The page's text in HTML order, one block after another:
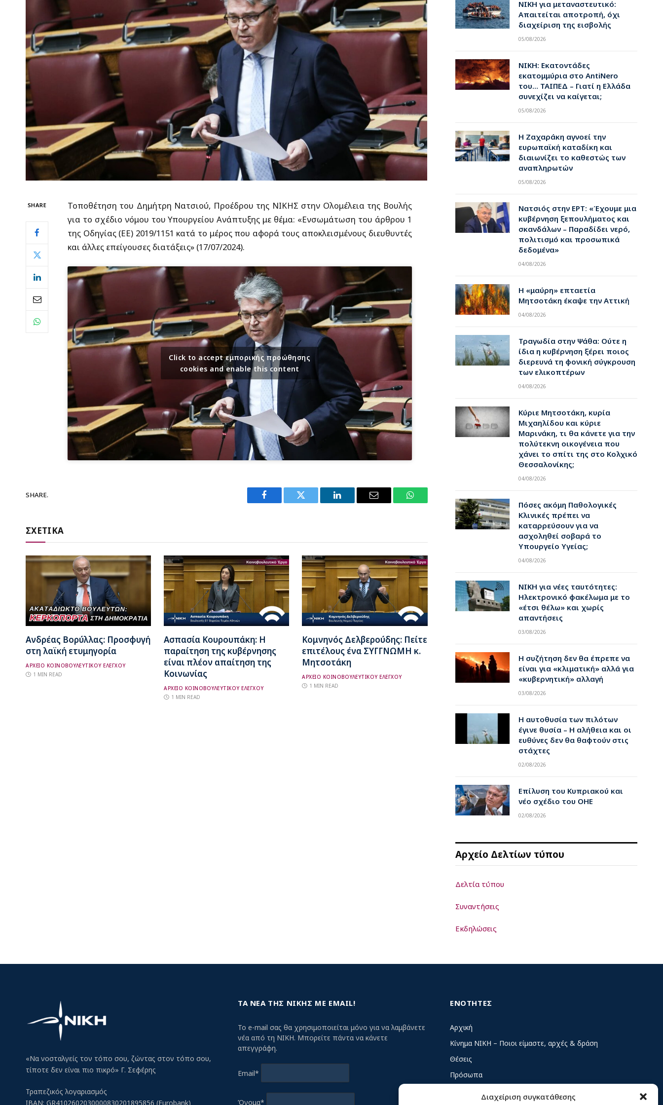
Διαχείριση συγκατάθεσης
SHARE
Τοποθέτηση του Δημήτρη Νατσιού, Προέδρου της ΝΙΚΗΣ στην Ολομέλεια της Βουλής
για το σχέδιο νόμου του Υπουργείου Ανάπτυξης με θέμα: «Ενσωμάτωση του άρθρου 1
της Οδηγίας (ΕΕ) 2019/1151 κατά το μέρος που αφορά τους αποκλεισμένους διευθυντές
και άλλες επείγουσες διατάξεις» (17/07/2024).
Click to accept εμπορικής προώθησης
cookies and enable this content
SHARE.
Facebook Twitter LinkedIn Email WhatsApp
ΣΧΕΤΙΚΑ
Ανδρέας Βορύλλας: Προσφυγή
στη λαϊκή ετυμηγορία
ΑΡΧΕΙΟ ΚΟΙΝΟΒΟΥΛΕΥΤΙΚΟΥ ΕΛΕΓΧΟΥ
1 MIN READ
Ασπασία Κουρουπάκη: Η
παραίτηση της κυβέρνησης
είναι πλέον απαίτηση της
Κοινωνίας
ΑΡΧΕΙΟ ΚΟΙΝΟΒΟΥΛΕΥΤΙΚΟΥ ΕΛΕΓΧΟΥ
1 MIN READ
Κομνηνός Δελβερούδης: Πείτε
επιτέλους ένα ΣΥΓΓΝΩΜΗ κ.
Μητσοτάκη
ΑΡΧΕΙΟ ΚΟΙΝΟΒΟΥΛΕΥΤΙΚΟΥ ΕΛΕΓΧΟΥ
1 MIN READ
ΝΙΚΗ για μεταναστευτικό:
Απαιτείται αποτροπή, όχι
διαχείριση της εισβολής
05/08/2026
ΝΙΚΗ: Εκατοντάδες
εκατομμύρια στο AntiNero
του… ΤΑΙΠΕΔ – Γιατί η Ελλάδα
συνεχίζει να καίγεται;
05/08/2026
Η Ζαχαράκη αγνοεί την
ευρωπαϊκή καταδίκη και
διαιωνίζει το καθεστώς των
αναπληρωτών
05/08/2026
Νατσιός στην ΕΡΤ: «Έχουμε μια
κυβέρνηση ξεπουλήματος και
σκανδάλων – Παραδίδει νερό,
πολιτισμό και προσωπικά
δεδομένα»
04/08/2026
Η «μαύρη» επταετία
Μητσοτάκη έκαψε την Αττική
04/08/2026
Τραγωδία στην Ψάθα: Ούτε η
ίδια η κυβέρνηση ξέρει ποιος
διερευνά τη φονική σύγκρουση
των ελικοπτέρων
04/08/2026
Κύριε Μητσοτάκη, κυρία
Μιχαηλίδου και κύριε
Μαρινάκη, τι θα κάνετε για την
πολύτεκνη οικογένεια που
χάνει το σπίτι της στο Κολχικό
Θεσσαλονίκης;
04/08/2026
Πόσες ακόμη Παθολογικές
Κλινικές πρέπει να
καταρρεύσουν για να
ασχοληθεί σοβαρά το
Υπουργείο Υγείας;
04/08/2026
ΝΙΚΗ για νέες ταυτότητες:
Ηλεκτρονικό φακέλωμα με το
«έτσι θέλω» και χωρίς
απαντήσεις
03/08/2026
Η συζήτηση δεν θα έπρεπε να
είναι για «κλιματική» αλλά για
«κυβερνητική» αλλαγή
03/08/2026
Η αυτοθυσία των πιλότων
έγινε θυσία – Η αλήθεια και οι
ευθύνες δεν θα θαφτούν στις
στάχτες
02/08/2026
Επίλυση του Κυπριακού και
νέο σχέδιο του ΟΗΕ
02/08/2026
Αρχείο Δελτίων τύπου
Δελτία τύπου
Συναντήσεις
Εκδηλώσεις
«Να νοσταλγείς τον τόπο σου, ζώντας στον τόπο σου,
τίποτε δεν είναι πιο πικρό» Γ. Σεφέρης
Τραπεζικός λογαριασμός
IBAN: GR4102602030000830201895856 (Eurobank)
ΤΑ ΝΕΑ ΤΗΣ ΝΙΚΗΣ ΜΕ EMAIL!
Το e-mail σας θα χρησιμοποιείται μόνο για να λαμβάνετε
νέα από τη ΝΙΚΗ. Μπορείτε πάντα να κάνετε
απεγγράφη.
Email*
Όνομα*
ΕΝΟΤΗΤΕΣ
Αρχική
Κίνημα ΝΙΚΗ – Ποιοι είμαστε, αρχές & δράση
Θέσεις
Πρόσωπα